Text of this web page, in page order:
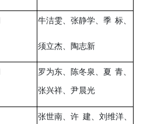
牛洁雯、张静学、季 标、
须立杰、陶志新
罗为东、陈冬泉、夏 青、
张兴祥、尹晨光
张世南、许 建、刘维洋、